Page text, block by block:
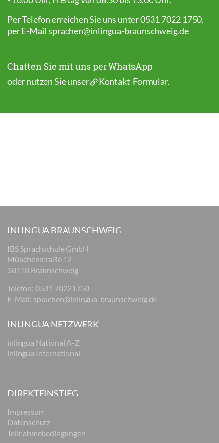
Per Telefon erreichen Sie uns unter 0531 7022 1750,
per E-Mail sprachen@inlingua-braunschweig.de
Chatten Sie mit uns per WhatsApp
oder nutzen Sie unser Kontakt-Formular.
INLINGUA BRAUNSCHWEIG
IBS Sprachschule GmbH
Münchenstraße 12
38118 Braunschweig
Telefon: 0531 70221750
E-Mail: sprachen@inlingua-braunschweig.de
INLINGUA NETZWERK
inlingua National A-Z
inlingua International
DIREKTEINSTIEG
Impressum
Datenschutz
Teilnahmebedingungen